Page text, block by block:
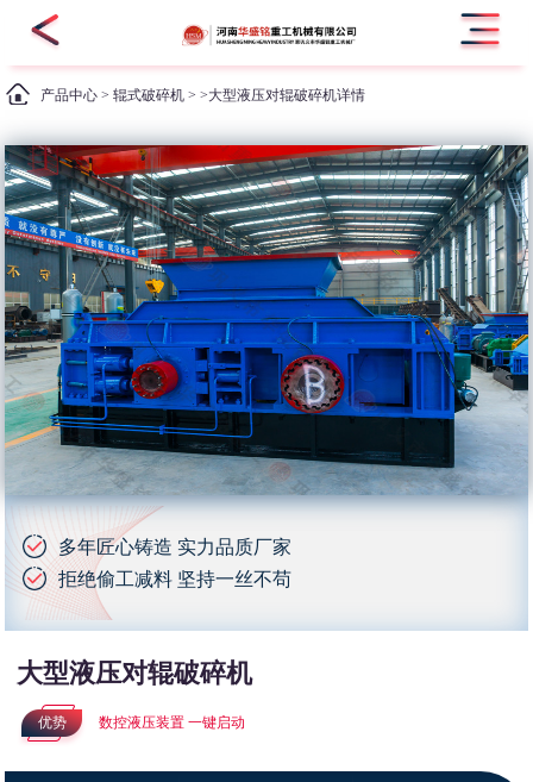
产品中心 >辊式破碎机 > >大型液压对辊破碎机详情
多年匠心铸造 实力品质厂家
拒绝偷工减料 坚持一丝不苟
大型液压对辊破碎机
优势 数控液压装置 一键启动